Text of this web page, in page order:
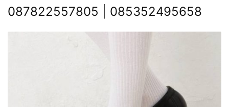
087822557805 | 085352495658